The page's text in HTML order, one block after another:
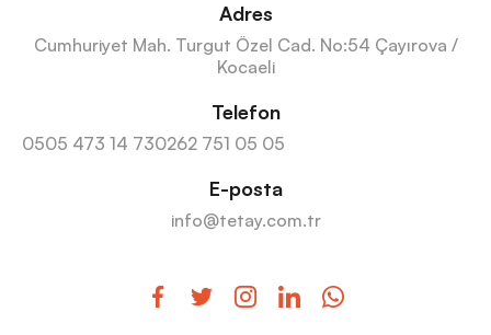
Adres
Cumhuriyet Mah. Turgut Özel Cad. No:54 Çayırova /
Kocaeli
Telefon
0505 473 14 730262 751 05 05
E-posta
info@tetay.com.tr